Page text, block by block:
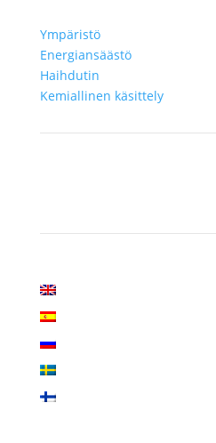
Ympäristö
Energiansäästö
Haihdutin
Kemiallinen käsittely